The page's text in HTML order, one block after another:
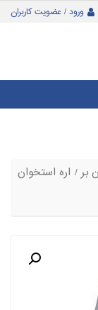
ورود / عضویت کاربران
بر/ اره استخوان